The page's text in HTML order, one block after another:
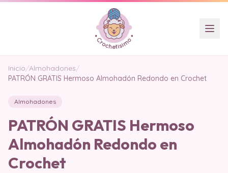
Inicio/Almohadones/
PATRÓN GRATIS Hermoso Almohadón Redondo en Crochet
Almohadones
PATRÓN GRATIS Hermoso
Almohadón Redondo en
Crochet